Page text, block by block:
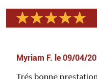
Myriam F. le 09/04/